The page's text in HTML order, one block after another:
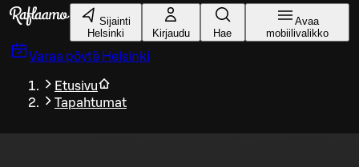
Siirry pääsisältöön
Sijainti
Helsinki
Kirjaudu Hae
Avaa
mobiilivalikko
Varaa pöytä Helsinki
Etusivu
Tapahtumat